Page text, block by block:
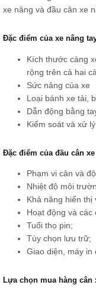
xe nâng và đầu cân xe
Đặc điểm của xe nâng
Kích thước càng
rộng trên cả hai
Sức nâng của xe
Loại bánh xe tải,
Dẫn động bằng
Kiểm soát và xử lý
Đặc điểm của đầu cân
Phạm vi cân và
Nhiệt độ môi
Khả năng hiển
Hoạt động và các
Tuổi thọ pin;
Tùy chọn lưu trữ;
Giao diện, máy in
Lựa chọn mua hàng cân